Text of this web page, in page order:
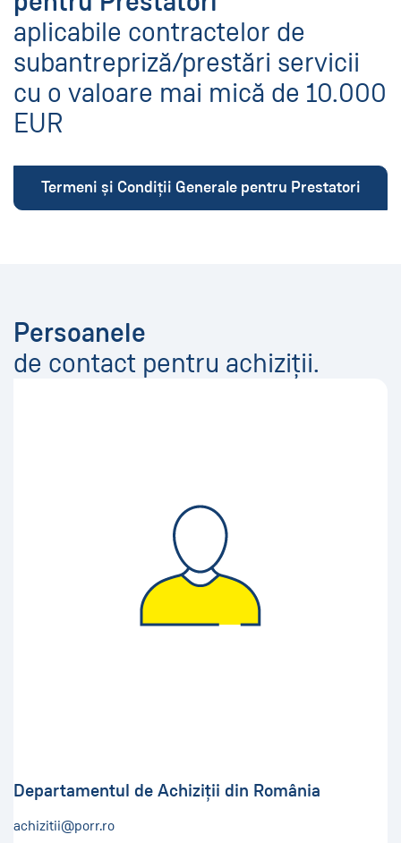
aplicabile contractelor de
subantrepriză/prestări servicii
cu o valoare mai mică de 10.000
EUR
Termeni și Condiții Generale pentru Prestatori
Persoanele
de contact pentru achiziții.
Departamentul de Achiziții din România
achizitii@porr.ro